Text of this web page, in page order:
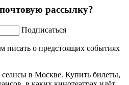
рассылку?
Подписаться
писать о предстоящих событиях
в Москве. Купить билеты,